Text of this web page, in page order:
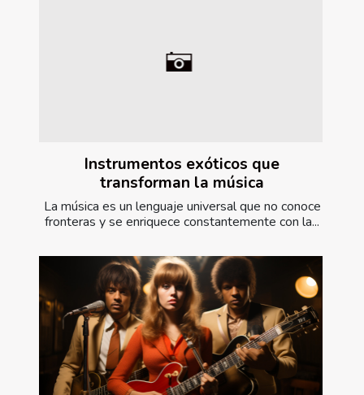
Instrumentos exóticos que
transforman la música
La música es un lenguaje universal que no conoce
fronteras y se enriquece constantemente con la...